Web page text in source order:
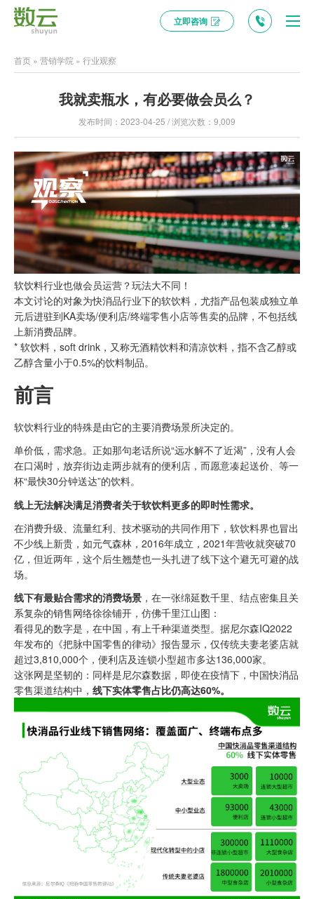
立即咨询
首页 » 营销学院 » 行业观察
我就卖瓶水，有必要做会员么？
发布时间：2023-04-25 / 浏览次数：9,009
软饮料行业也做会员运营？玩法大不同！
本文讨论的对象为快消品行业下的软饮料，尤指产品包装成独立单
元后进驻到KA卖场/便利店/终端零售小店等售卖的品牌，不包括线
上新消费品牌。
* 软饮料，soft drink，又称无酒精饮料和清凉饮料，指不含乙醇或
乙醇含量小于0.5%的饮料制品。
前言
软饮料行业的特殊是由它的主要消费场景所决定的。
单价低，需求急。正如那句老话所说“远水解不了近渴”，没有人会
在口渴时，放弃街边走两步就有的便利店，而愿意凑起送价、等一
杯“最快30分钟送达”的饮料。
线上无法解决满足消费者关于软饮料更多的即时性需求。
在消费升级、流量红利、技术驱动的共同作用下，软饮料界也冒出
不少线上新贵，如元气森林，2016年成立，2021年营收就突破70
亿，但近两年，这个后生翘楚也一头扎进了线下这个避无可避的战
场。
线下有最贴合需求的消费场景 ，在一张绵延数千里、结点密集且关
系复杂的销售网络徐徐铺开，仿佛千里江山图：
看得见的数字是，在中国，有上千种渠道类型。据尼尔森IQ2022
年发布的《把脉中国零售的律动》报告显示，仅传统夫妻老婆店就
超过3,810,000个，便利店及连锁小型超市多达136,000家。
这张网是坚韧的：同样是尼尔森数据，即使在疫情下，中国快消品
零售渠道结构中， 线下实体零售占比仍高达60%。